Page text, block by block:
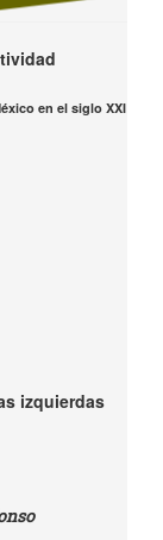
en el siglo XXI
izquierdas